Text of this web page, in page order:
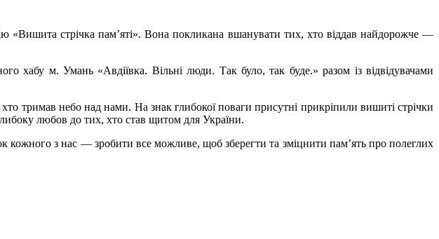
«Вишита стрічка пам’яті». Вона покликана вшанувати тих, хто віддав найдорожче —
хабу м. Умань «Авдіївка. Вільні люди. Так було, так буде.» разом із відвідувачами
тримав небо над нами. На знак глибокої поваги присутні прикріпили вишиті стрічки
любов до тих, хто став щитом для України.
з нас — зробити все можливе, щоб зберегти та зміцнити пам’ять про полеглих